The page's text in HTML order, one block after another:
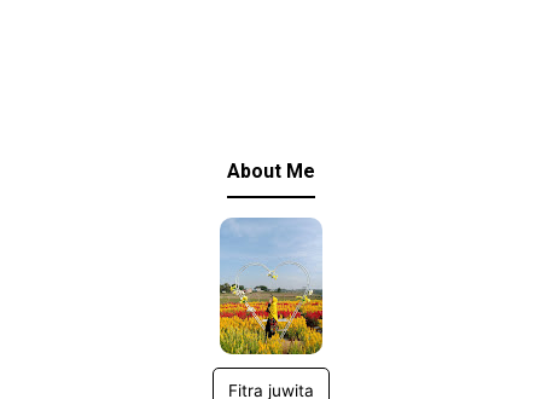
About Me
Fitra juwita